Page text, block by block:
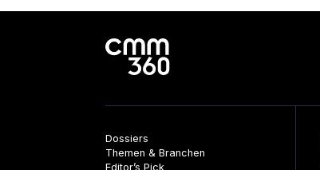
Dossiers
Themen & Branchen
Editor’s Pick